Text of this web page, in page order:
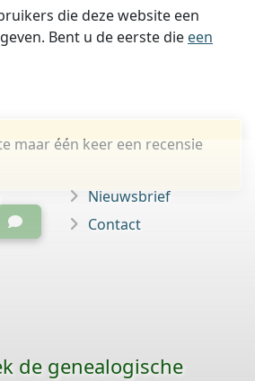
die deze website een
Bent u de eerste die een
maar één keer een recensie
Nieuwsbrief
Contact
de genealogische